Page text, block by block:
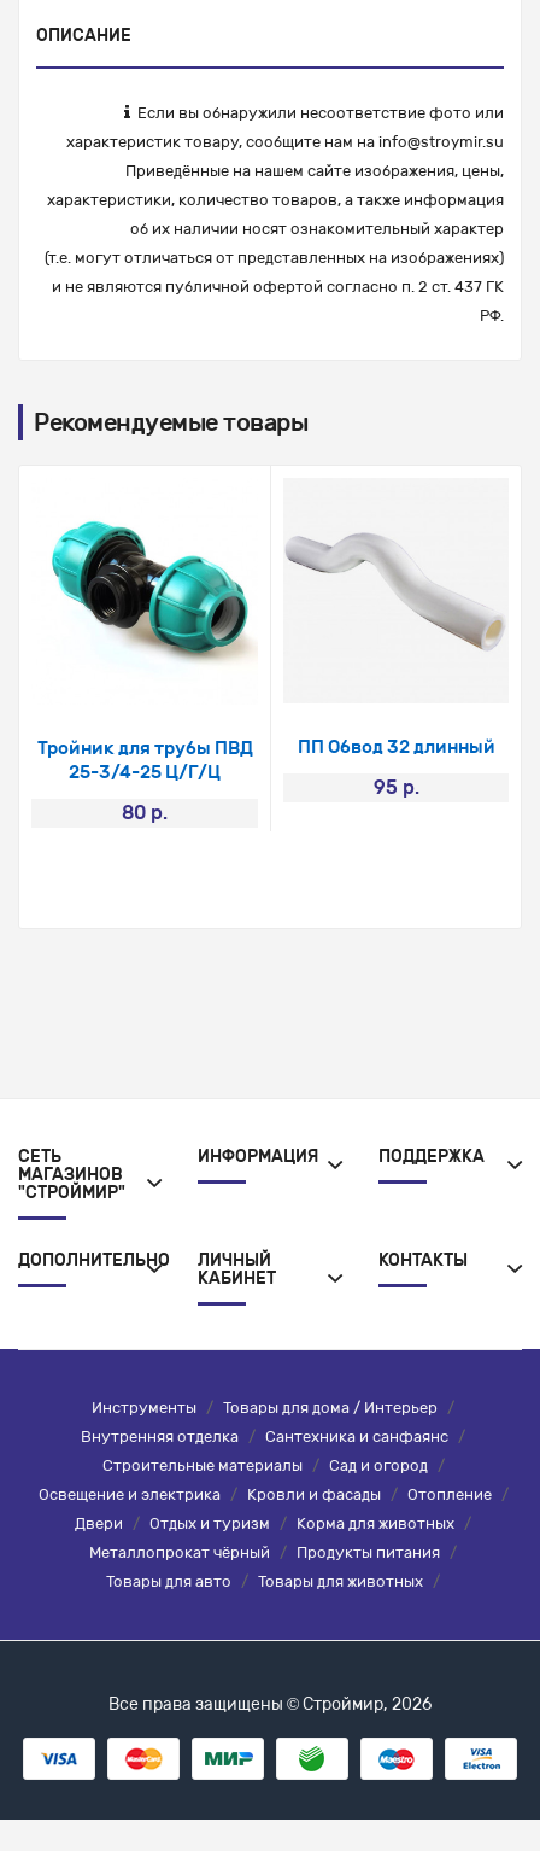
ОПИСАНИЕ
Если вы обнаружили несоответствие фото или
характеристик товару, сообщите нам на info@stroymir.su
Приведённые на нашем сайте изображения, цены,
характеристики, количество товаров, а также информация
об их наличии носят ознакомительный характер
(т.е. могут отличаться от представленных на изображениях)
и не являются публичной офертой согласно п. 2 ст. 437 ГК
РФ.
Рекомендуемые товары
Тройник для трубы ПВД
25-3/4-25 Ц/Г/Ц
80 р.
ПП Обвод 32 длинный
95 р.
СЕТЬ
МАГАЗИНОВ
"СТРОЙМИР"
ИНФОРМАЦИЯ ПОДДЕРЖКА
ДОПОЛНИТЕЛЬНО
ЛИЧНЫЙ
КАБИНЕТ
КОНТАКТЫ
Инструменты / Товары для дома / Интерьер /
Внутренняя отделка / Сантехника и санфаянс /
Строительные материалы
/ Сад и огород
/
Освещение и электрика
/ Кровли и фасады / Отопление
/
Двери
/ Отдых и туризм / Корма для животных /
Металлопрокат чёрный
/ Продукты питания /
Товары для авто
/ Товары для животных /
Все права защищены © Строймир, 2026